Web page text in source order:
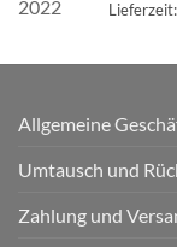
Lieferzeit:
Allgemeine
Umtausch und
Zahlung und